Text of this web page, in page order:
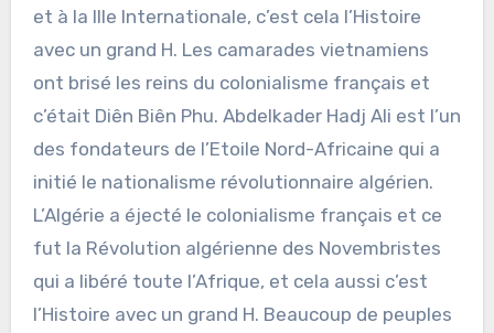
et à la IIIe Internationale, c’est cela l’Histoire
avec un grand H. Les camarades vietnamiens
ont brisé les reins du colonialisme français et
c’était Diên Biên Phu. Abdelkader Hadj Ali est l’un
des fondateurs de l’Etoile Nord-Africaine qui a
initié le nationalisme révolutionnaire algérien.
L’Algérie a éjecté le colonialisme français et ce
fut la Révolution algérienne des Novembristes
qui a libéré toute l’Afrique, et cela aussi c’est
l’Histoire avec un grand H. Beaucoup de peuples